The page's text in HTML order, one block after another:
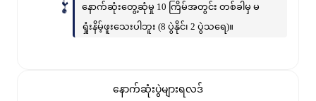
နောက်ဆုံးတွေ့ဆုံမှု 10 ကြိမ်အတွင်း တစ်ခါမှ မ
ရှုံးနိမ့်ဖူးသေးပါဘူး (8 ပွဲနိုင်၊ 2 ပွဲသရေ)။
နောက်ဆုံးပွဲများရလဒ်